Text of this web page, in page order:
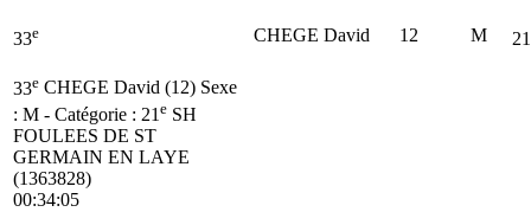
33e CHEGE David 12 M 21
33e CHEGE David (12) Sexe
: M - Catégorie : 21 e SH
FOULEES DE ST
GERMAIN EN LAYE
(1363828)
00:34:05